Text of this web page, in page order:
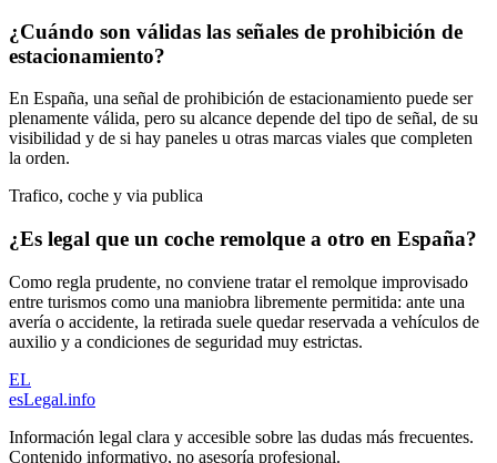
¿Cuándo son válidas las señales de prohibición de
estacionamiento?
En España, una señal de prohibición de estacionamiento puede ser
plenamente válida, pero su alcance depende del tipo de señal, de su
visibilidad y de si hay paneles u otras marcas viales que completen
la orden.
Trafico, coche y via publica
¿Es legal que un coche remolque a otro en España?
Como regla prudente, no conviene tratar el remolque improvisado
entre turismos como una maniobra libremente permitida: ante una
avería o accidente, la retirada suele quedar reservada a vehículos de
auxilio y a condiciones de seguridad muy estrictas.
EL
esLegal.info
Información legal clara y accesible sobre las dudas más frecuentes.
Contenido informativo, no asesoría profesional.